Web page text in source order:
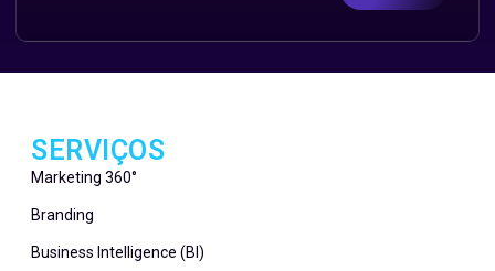
SERVIÇOS
Marketing 360°
Branding
Business Intelligence (BI)